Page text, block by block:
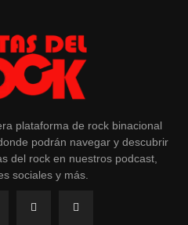
plataforma de rock binacional
podrán navegar y descubrir
del rock en nuestros podcast,
sociales y más.